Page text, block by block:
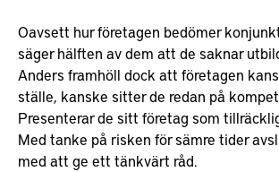
Oavsett hur företagen bedömer
säger hälften av dem att de saknar
Anders framhöll dock att företagen
ställe, kanske sitter de redan på
Presenterar de sitt företag som
Med tanke på risken för sämre tider
med att ge ett tänkvärt råd.